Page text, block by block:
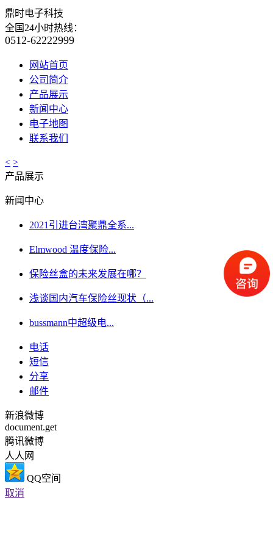
鼎时电子科技
全国24小时热线：
0512-62222999
网站首页
公司简介
产品展示
新闻中心
电子地图
联系我们
< >
产品展示
新闻中心
2021引进台湾聚鼎全系...
Elmwood 温度保险...
保险丝盒的未来发展在哪？
浅谈国内汽车保险丝现状（...
bussmann中超级电...
电话
短信
分享
邮件
新浪微博
document.get
腾讯微博
人人网
QQ空间
取消